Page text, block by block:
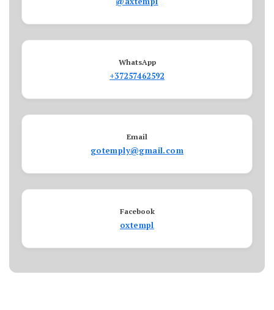
WhatsApp
+37257462592
Email
gotemply@gmail.com
Facebook
oxtempl